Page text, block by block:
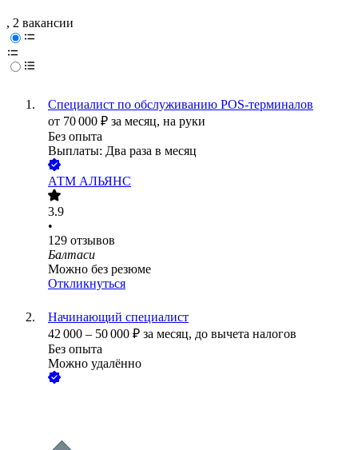
, 2 вакансии
Специалист по обслуживанию POS-терминалов
от 70 000 ₽ за месяц, на руки
Без опыта
Выплаты: Два раза в месяц
АТМ АЛЬЯНС
3.9
•
129 отзывов
Балтаси
Можно без резюме
Откликнуться
Начинающий специалист
42 000 – 50 000 ₽ за месяц, до вычета налогов
Без опыта
Можно удалённо